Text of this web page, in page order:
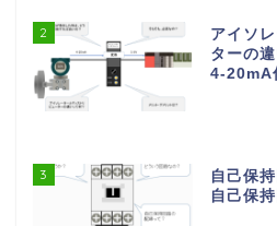
2
アイソ
ターの
4-20mA
3
自己保
自己保